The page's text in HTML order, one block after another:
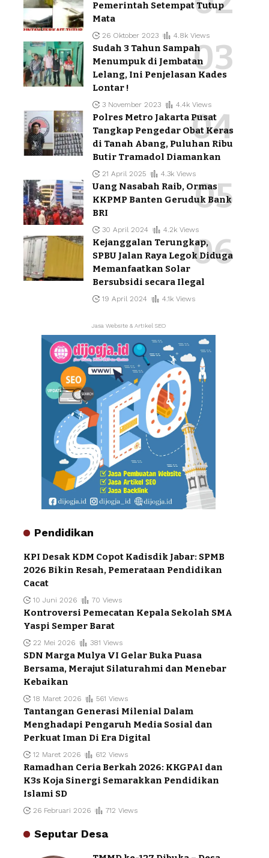
Pemerintah Setempat Tutup
Mata
26 Oktober 2023 4.8k Views
Sudah 3 Tahun Sampah
Menumpuk di Jembatan
Lelang, Ini Penjelasan Kades
Lontar !
3 November 2023 4.4k Views
Polres Metro Jakarta Pusat
Tangkap Pengedar Obat Keras
di Tanah Abang, Puluhan Ribu
Butir Tramadol Diamankan
21 April 2025 4.3k Views
Uang Nasabah Raib, Ormas
KKPMP Banten Geruduk Bank
BRI
30 April 2024 4.2k Views
Kejanggalan Terungkap,
SPBU Jalan Raya Legok Diduga
Memanfaatkan Solar
Bersubsidi secara Ilegal
19 April 2024 4.1k Views
Jasa Website & Artikel SEO
Pendidikan
KPI Desak KDM Copot Kadisdik Jabar: SPMB
2026 Bikin Resah, Pemerataan Pendidikan
Cacat
10 Juni 2026 70 Views
Kontroversi Pemecatan Kepala Sekolah SMA
Yaspi Semper Barat
22 Mei 2026 381 Views
SDN Marga Mulya VI Gelar Buka Puasa
Bersama, Merajut Silaturahmi dan Menebar
Kebaikan
18 Maret 2026 561 Views
Tantangan Generasi Milenial Dalam
Menghadapi Pengaruh Media Sosial dan
Perkuat Iman Di Era Digital
12 Maret 2026 612 Views
Ramadhan Ceria Berkah 2026: KKGPAI dan
K3s Koja Sinergi Semarakkan Pendidikan
Islami SD
26 Februari 2026 712 Views
Seputar Desa